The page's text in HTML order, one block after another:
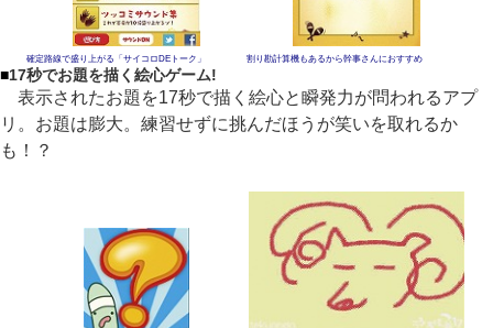
確定路線で盛り上がる「サイコロDEトーク」 割り勘計算機もあるから幹事さんにおすすめ
■17秒でお題を描く絵心ゲーム!
表示されたお題を17秒で描く絵心と瞬発力が問われるアプ
リ。お題は膨大。練習せずに挑んだほうが笑いを取れるか
も！？